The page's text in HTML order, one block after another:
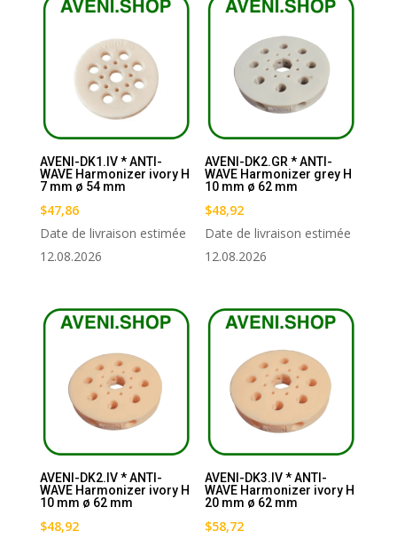
AVENI-DK1.IV * ANTI-
WAVE Harmonizer ivory H
7 mm ø 54 mm
$47,86
Date de livraison estimée
12.08.2026
AVENI-DK2.GR * ANTI-
WAVE Harmonizer grey H
10 mm ø 62 mm
$48,92
Date de livraison estimée
12.08.2026
AVENI-DK2.IV * ANTI-
WAVE Harmonizer ivory H
10 mm ø 62 mm
$48,92
AVENI-DK3.IV * ANTI-
WAVE Harmonizer ivory H
20 mm ø 62 mm
$58,72